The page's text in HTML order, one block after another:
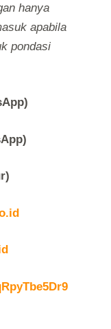
hanya
apabila
pondasi